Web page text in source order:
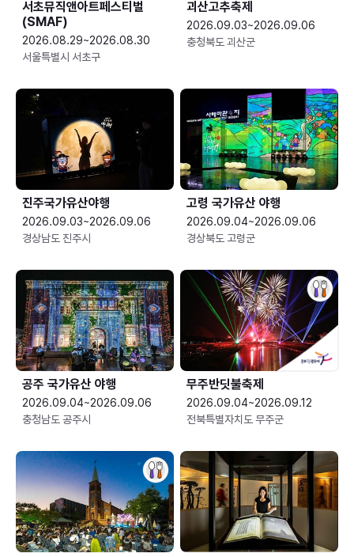
서초뮤직앤아트페스티벌
(SMAF)
2026.08.29~2026.08.30
서울특별시 서초구
괴산고추축제
2026.09.03~2026.09.06
충청북도 괴산군
진주국가유산야행
2026.09.03~2026.09.06
경상남도 진주시
고령 국가유산 야행
2026.09.04~2026.09.06
경상북도 고령군
공주 국가유산 야행
2026.09.04~2026.09.06
충청남도 공주시
무주반딧불축제
2026.09.04~2026.09.12
전북특별자치도 무주군